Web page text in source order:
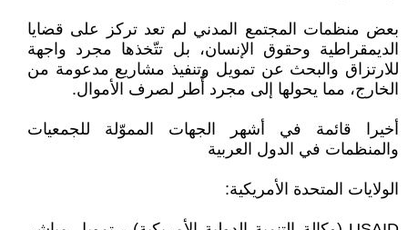
بعض منظمات المجتمع المدني لم تعد تركز على قضايا
الديمقراطية وحقوق الإنسان، بل تتّخذها مجرد واجهة
للارتزاق والبحث عن تمويل وتنفيذ مشاريع مدعومة من
الخارج، مما يحولها إلى مجرد أُطر لصرف الأموال.
أخيرا قائمة في أشهر الجهات المموّلة للجمعيات
والمنظمات في الدول العربية
الولايات المتحدة الأمريكية: